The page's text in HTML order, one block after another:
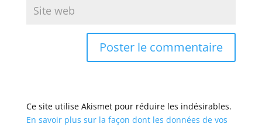
Ce site utilise Akismet pour réduire les indésirables.
En savoir plus sur la façon dont les données de vos